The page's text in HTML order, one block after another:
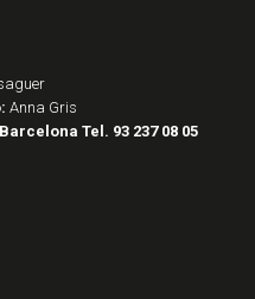
Anna Gris
Tel. 93 237 08 05